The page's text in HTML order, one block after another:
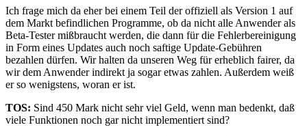
Ich frage mich da eher bei einem Teil der offiziell als Version 1 auf
dem Markt befindlichen Programme, ob da nicht alle Anwender als
Beta-Tester mißbraucht werden, die dann für die Fehlerbereinigung
in Form eines Updates auch noch saftige Update-Gebühren
bezahlen dürfen. Wir halten da unseren Weg für erheblich fairer, da
wir dem Anwender indirekt ja sogar etwas zahlen. Außerdem weiß
er so wenigstens, woran er ist.
TOS: Sind 450 Mark nicht sehr viel Geld, wenn man bedenkt, daß
viele Funktionen noch gar nicht implementiert sind?